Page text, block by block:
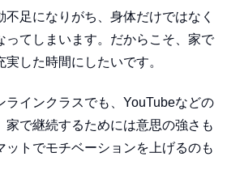
足になりがち、身体だけではなく
ってしまいます。だからこそ、家で
した時間にしたいです。
ラインクラスでも、YouTubeなどの
家で継続するためには意思の強さも
ットでモチベーションを上げるのも